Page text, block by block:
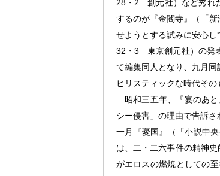
28・2 創元社）など秀れ
するのが『金閣寺』（「
せようとする試みに安心
32・3 東京創元社）の発
て編集同人となり、九月
ヒリスティックな時代そ
昭和三五年、『宴のあ
シー侵害」の理由で告訴
一月『憂国』（「小説中
は、二・二六事件の精神
がエロスの燃焼としての